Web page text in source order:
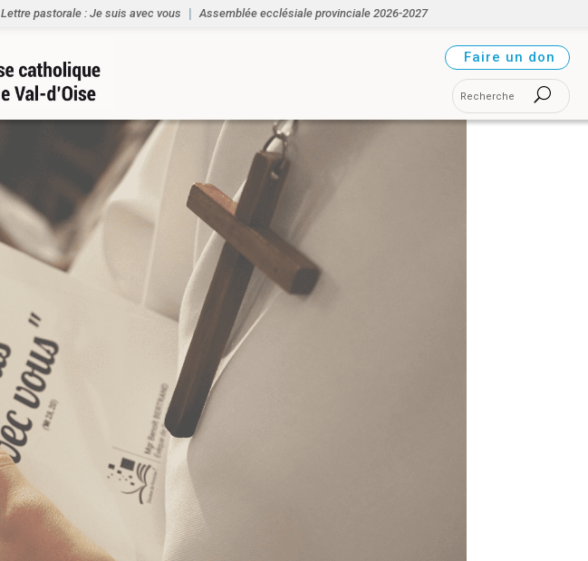
Lettre pastorale : Je suis avec vous Assemblée ecclésiale provinciale 2026-2027
Faire un don